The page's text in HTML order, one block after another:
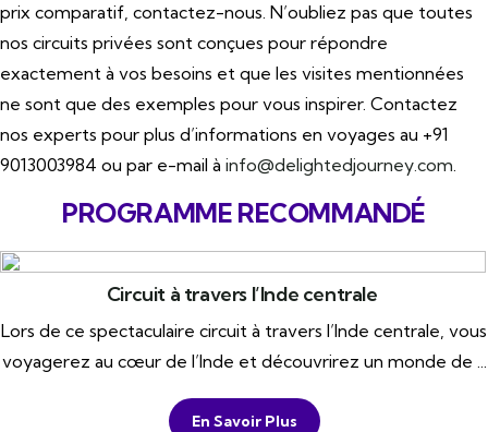
prix comparatif, contactez-nous. N’oubliez pas que toutes
nos circuits privées sont conçues pour répondre
exactement à vos besoins et que les visites mentionnées
ne sont que des exemples pour vous inspirer. Contactez
nos experts pour plus d’informations en voyages au +91
9013003984 ou par e-mail à info@delightedjourney.com.
PROGRAMME RECOMMANDÉ
Circuit à travers l’Inde centrale
Lors de ce spectaculaire circuit à travers l’Inde centrale, vous
voyagerez au cœur de l’Inde et découvrirez un monde de ...
En Savoir Plus